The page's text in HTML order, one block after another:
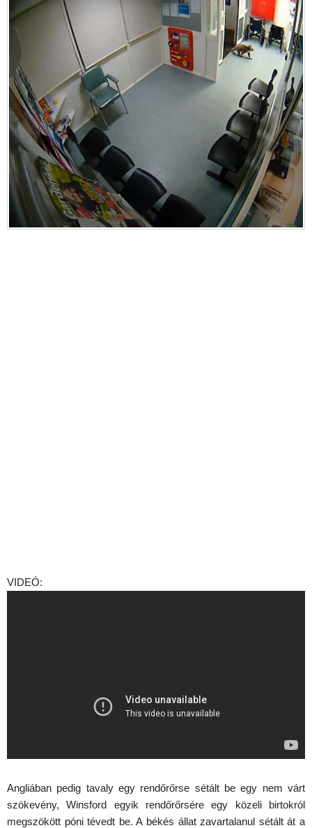
VIDEÓ:
Angliában pedig tavaly egy rendőrőrse sétált be egy nem várt
szökevény, Winsford egyik rendőrőrsére egy közeli birtokról
megszökött póni tévedt be. A békés állat zavartalanul sétált át a